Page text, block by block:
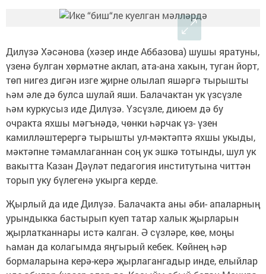
Дилүзә Хәсәнова (хәзер инде Аббазова) шушы яратуны,
үзенә булган хөрмәтне аклап, ата-ана хакын, туган йорт,
төп нигез дигән изге җирне олылап яшәргә тырышты
һәм әле дә булса шулай яши. Балачактан ук үзсүзле
һәм куркусыз иде Дилүзә. Үзсүзле, диюем дә бу
очракта яхшы мәгънәдә, чөнки һәрчак үз- үзен
камилләштерергә тырышты ул-мәктәптә яхшы укыды,
мәктәпне тәмамлаганнан соң ук эшкә тотынды, шул ук
вакытта Казан Дәүләт педагогия институтына читтән
торып уку бүлегенә укырга керде.
Җырлый да иде Дилүзә. Балачакта аны әби- апаларның
урындыкка бастырып куеп татар халык җырларын
җырлатканнары истә калган. Ә сүзләре, көе, моңы
һаман да колагымда яңгырый кебек. Көйнең һәр
бормаларына керә-керә җырлагангадыр инде, елыйлар